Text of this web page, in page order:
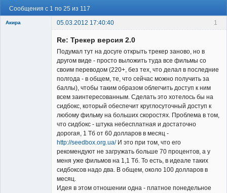
Сообщения с 1 по 25 из 117
1
Акира 05.03.2012 17:40:40
Re: Трекер версия 2.0
Подумал тут на досуге открыть трекер заново, но в
другом виде - просто выложить туда все фильмы со
своим переводом (220+, без тех, что делал в последние
полгода - в общем, те, что сейчас можно получить за
баллы), чтобы таким образом облегчить доступ к ним
всем заинтересованным. Сделать это хотелось бы на
сидбокс, который обеспечит круглосуточный доступ к
любому фильму на больших скоростях. Проблема в том,
что сидбокс - штука небесплатная и достаточно
дорогая, 1 Тб от 60 долларов в месяц -
http://seedbox.org.ua/И это при том, что его
рекомендуют не загружать больше 70 процентов, а у
меня уже фильмов на 1,1 Тб. То есть, в идеале таких
сидбоксов надо два. В общем, около 100 долларов в
месяц.
Идея в этом отношении одна - платное понедельное